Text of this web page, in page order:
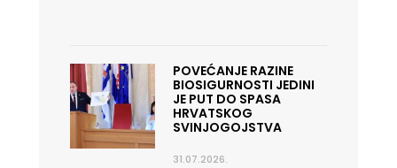
POVEĆANJE RAZINE
BIOSIGURNOSTI JEDINI
JE PUT DO SPASA
HRVATSKOG
SVINJOGOJSTVA
31.07.2026.